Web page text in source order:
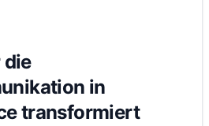
die
in
transformiert